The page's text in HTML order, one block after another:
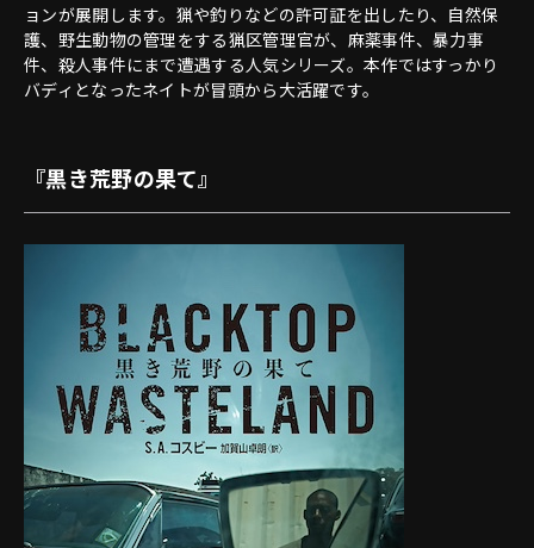
ョンが展開します。猟や釣りなどの許可証を出したり、自然保
護、野生動物の管理をする猟区管理官が、麻薬事件、暴力事
件、殺人事件にまで遭遇する人気シリーズ。本作ではすっかり
バディとなったネイトが冒頭から大活躍です。
『黒き荒野の果て』